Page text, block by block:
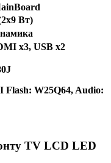
Вт)
x3, USB x2
Flash: W25Q64, Audio:
TV LCD LED